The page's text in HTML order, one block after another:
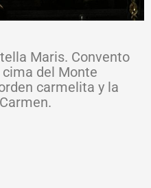
Maris. Convento
del Monte
carmelita y la